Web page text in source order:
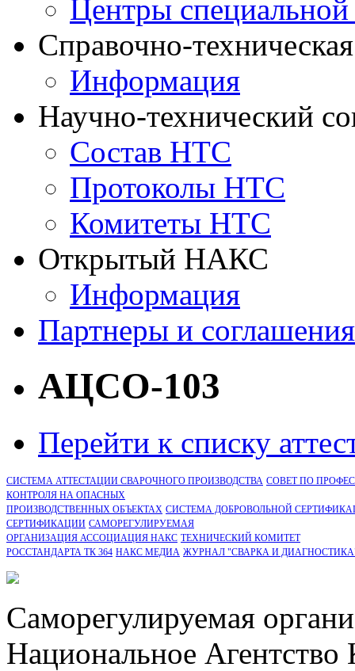
Центры
Справочно-
Информация
Научно-технический
Состав НТС
Протоколы НТС
Комитеты НТС
Открытый НАКС
Информация
Партнеры и соглашения
АЦСО-103
Перейти к списку
СИСТЕМА АТТЕСТАЦИИ СВАРОЧНОГО ПРОИЗВОДСТВА СОВЕТ ПО
КОНТРОЛЯ НА ОПАСНЫХ
ПРОИЗВОДСТВЕННЫХ ОБЪЕКТАХ СИСТЕМА ДОБРОВОЛЬНОЙ
CЕРТИФИКАЦИИ САМОРЕГУЛИРУЕМАЯ
ОРГАНИЗАЦИЯ АССОЦИАЦИЯ НАКС ТЕХНИЧЕСКИЙ КОМИТЕТ
РОССТАНДАРТА ТК 364 НАКС МЕДИА ЖУРНАЛ "СВАРКА И
Саморегулируемая
Национальное Агентство